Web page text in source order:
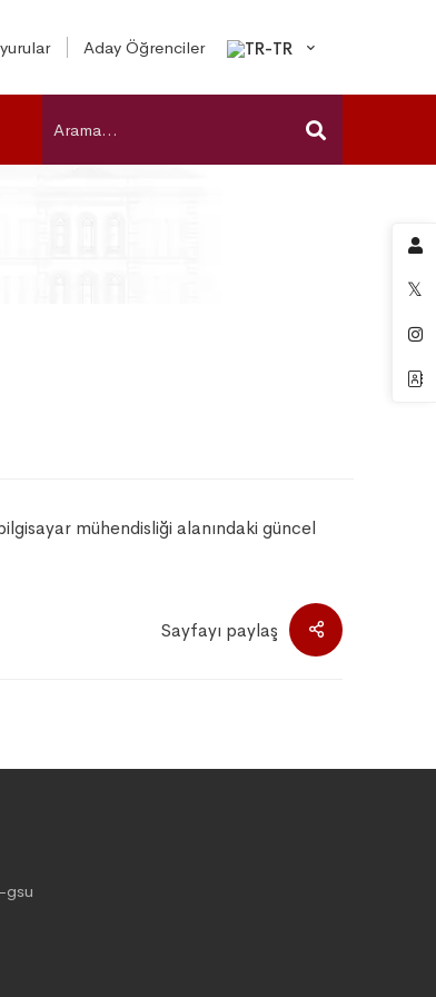
Aday Öğrenciler
mühendisliği alanındaki güncel
Sayfayı paylaş